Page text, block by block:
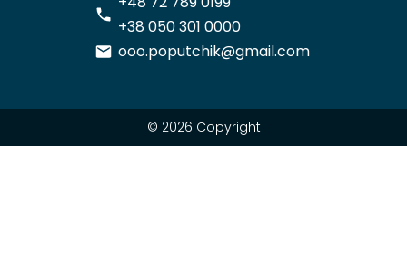
+38 050 301 0000
ooo.poputchik@gmail.com
© 2026 Copyright